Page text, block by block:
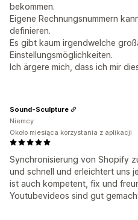
bekommen.
Eigene Rechnungsnummern
definieren.
Es gibt kaum irgendwelche
Einstellungsmöglichkeiten.
Ich ärgere mich, dass ich mir
Synchronisierung von Shopify
und schnell und erleichtert uns
ist auch kompetent, fix und
Youtubevideos sind gut
Sound-Sculpture
Niemcy
Około miesiąca korzystania z aplikacji